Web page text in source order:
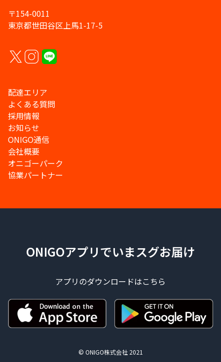
〒154-0011
東京都世田谷区上馬1-17-5
配達エリア
よくある質問
採用情報
お知らせ
ONIGO通信
会社概要
オニゴーパーク
協業パートナー
ONIGOアプリでいまスグお届け
アプリのダウンロードはこちら
© ONIGO株式会社 2021